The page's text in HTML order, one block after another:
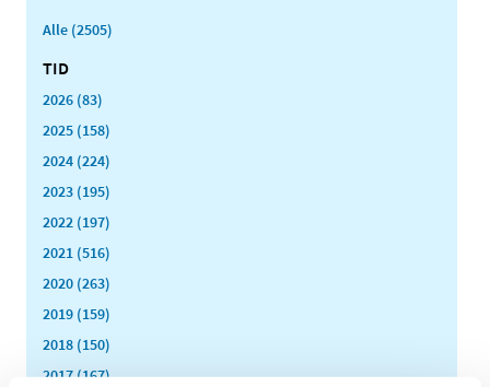
Alle (2505)
TID
2026 (83)
2025 (158)
2024 (224)
2023 (195)
2022 (197)
2021 (516)
2020 (263)
2019 (159)
2018 (150)
2017 (167)